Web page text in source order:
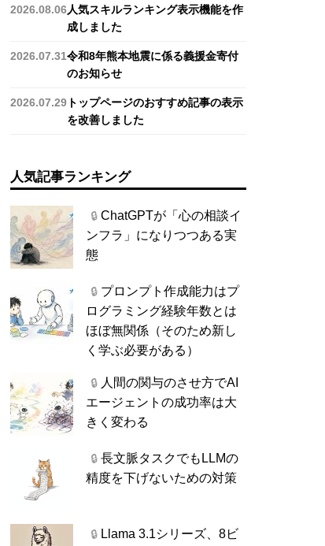
2026.08.06人気スキルランキング表示機能を作
成しました
2026.07.31令和8年熊本地震に係る義援金寄付
のお知らせ
2026.07.29 トップページのおすすめ記事の表示
を改善しました
人気記事ランキング
🔒ChatGPTが「心の相談イ
ンフラ」になりつつある実
態
🔒プロンプト作成能力はプ
ログラミング経験年数とは
ほぼ無関係（そのため新し
く学ぶ必要がある）
🔒人間の関与のさせ方でAI
エージェントの成功率は大
きく変わる
🔒長文脈タスクでもLLMの
精度を下げないための対策
🔒Llama 3.1シリーズ、8ビ